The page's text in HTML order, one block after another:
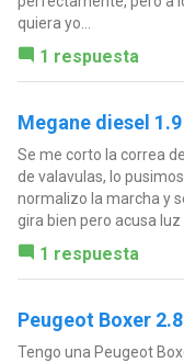
quiera yo...
1 respuesta
Megane diesel
Se me corto la correa
de valavulas, lo
normalizo la marcha y
gira bien pero acusa
1 respuesta
Peugeot Boxer
Tengo una Peugeot